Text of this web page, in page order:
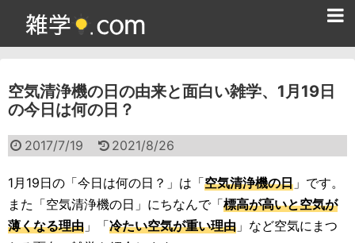
空気清浄機の日の由来と面白い雑学、1月19日
の今日は何の日？
2017/7/19 2021/8/26
1月19日の「今日は何の日？」は「空気清浄機の日 」です。
また「空気清浄機の日」にちなんで「標高が高いと空気が
薄くなる理由 」「冷たい空気が重い理由 」など空気にまつ
雑学クイズ問題集
面白い雑学
ためになる雑学
スポーツ雑学